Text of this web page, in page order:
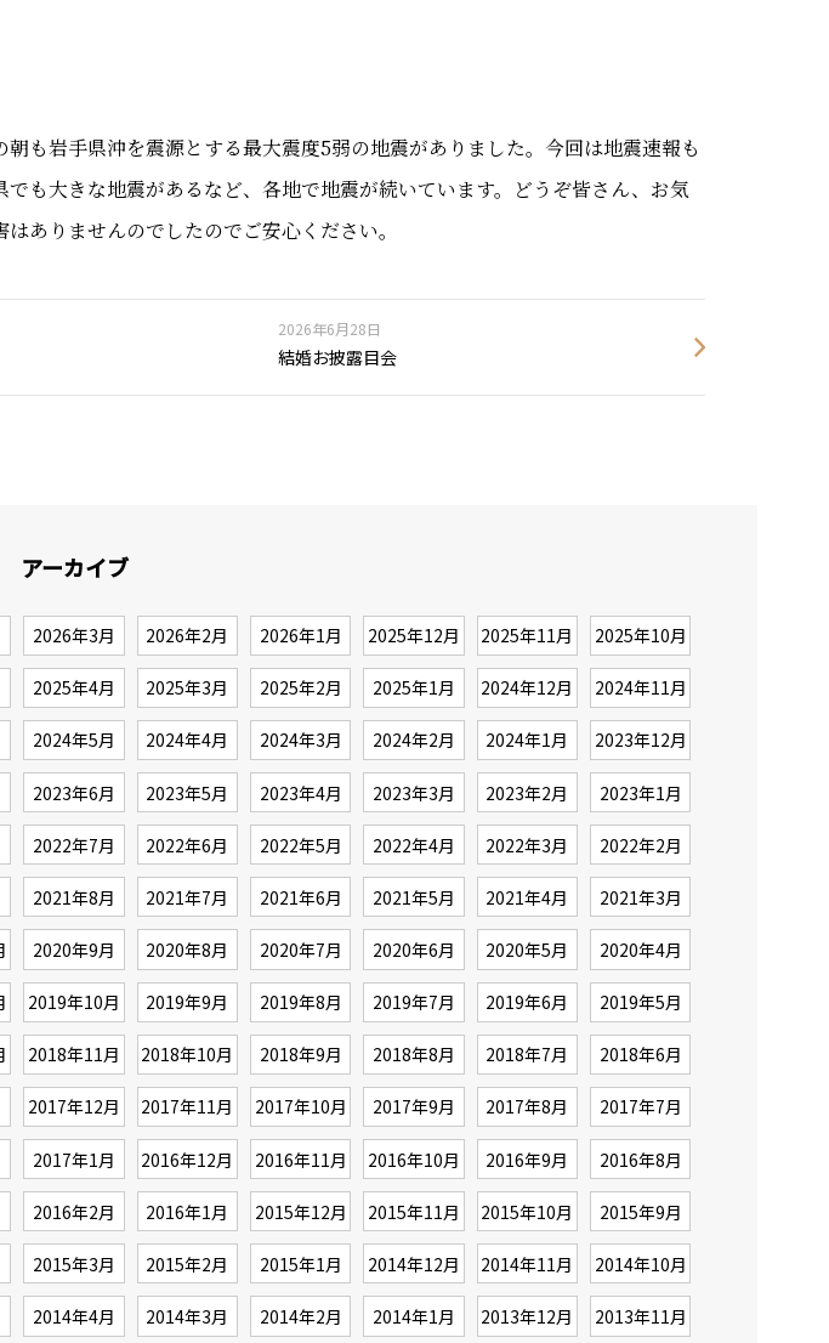
も岩手県沖を震源とする最大震度5弱の地震がありました。今回は地震速報も
も大きな地震があるなど、各地で地震が続いています。どうぞ皆さん、お気
ありませんのでしたのでご安心ください。
2026年6月28日
結婚お披露目会
アーカイブ
2026年3月 2026年2月 2026年1月 2025年12月 2025年11月 2025年10月
2025年4月 2025年3月 2025年2月 2025年1月 2024年12月 2024年11月
2024年5月 2024年4月 2024年3月 2024年2月 2024年1月 2023年12月
2023年6月 2023年5月 2023年4月 2023年3月 2023年2月 2023年1月
2022年7月 2022年6月 2022年5月 2022年4月 2022年3月 2022年2月
2021年8月 2021年7月 2021年6月 2021年5月 2021年4月 2021年3月
2020年9月 2020年8月 2020年7月 2020年6月 2020年5月 2020年4月
2019年10月 2019年9月 2019年8月 2019年7月 2019年6月 2019年5月
2018年11月 2018年10月 2018年9月 2018年8月 2018年7月 2018年6月
2017年12月 2017年11月 2017年10月 2017年9月 2017年8月 2017年7月
2017年1月 2016年12月 2016年11月 2016年10月 2016年9月 2016年8月
2016年2月 2016年1月 2015年12月 2015年11月 2015年10月 2015年9月
2015年3月 2015年2月 2015年1月 2014年12月 2014年11月 2014年10月
2014年4月 2014年3月 2014年2月 2014年1月 2013年12月 2013年11月